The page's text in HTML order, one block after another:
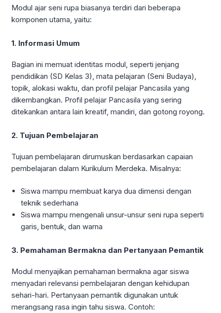
Modul ajar seni rupa biasanya terdiri dari beberapa
komponen utama, yaitu:
1. Informasi Umum
Bagian ini memuat identitas modul, seperti jenjang
pendidikan (SD Kelas 3), mata pelajaran (Seni Budaya),
topik, alokasi waktu, dan profil pelajar Pancasila yang
dikembangkan. Profil pelajar Pancasila yang sering
ditekankan antara lain kreatif, mandiri, dan gotong royong.
2. Tujuan Pembelajaran
Tujuan pembelajaran dirumuskan berdasarkan capaian
pembelajaran dalam Kurikulum Merdeka. Misalnya:
Siswa mampu membuat karya dua dimensi dengan
teknik sederhana
Siswa mampu mengenali unsur-unsur seni rupa seperti
garis, bentuk, dan warna
3. Pemahaman Bermakna dan Pertanyaan Pemantik
Modul menyajikan pemahaman bermakna agar siswa
menyadari relevansi pembelajaran dengan kehidupan
sehari-hari. Pertanyaan pemantik digunakan untuk
merangsang rasa ingin tahu siswa. Contoh: